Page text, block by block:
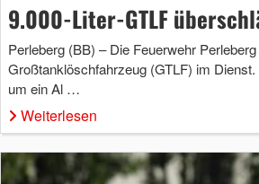
9.000-Liter-GTLF
Perleberg (BB) – Die Feuerwehr
Großtanklöschfahrzeug (GTLF) im
um ein Al …
Weiterlesen